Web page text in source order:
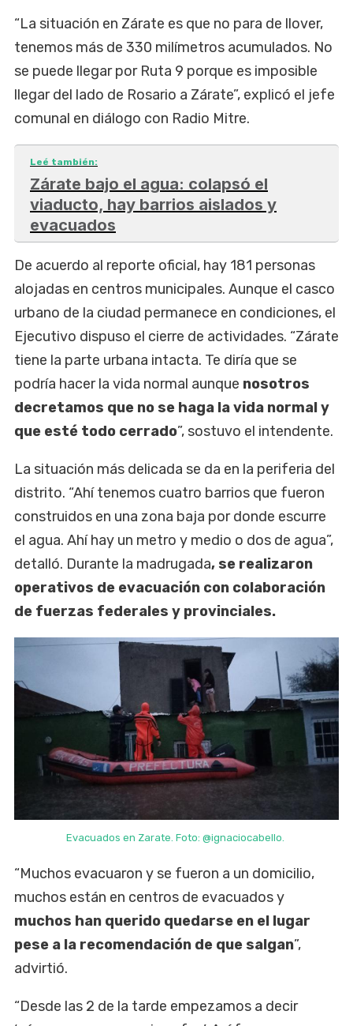
“La situación en Zárate es que no para de llover,
tenemos más de 330 milímetros acumulados. No
se puede llegar por Ruta 9 porque es imposible
llegar del lado de Rosario a Zárate”, explicó el jefe
comunal en diálogo con Radio Mitre.
Leé también:
Zárate bajo el agua: colapsó el
viaducto, hay barrios aislados y
evacuados
De acuerdo al reporte oficial, hay 181 personas
alojadas en centros municipales. Aunque el casco
urbano de la ciudad permanece en condiciones, el
Ejecutivo dispuso el cierre de actividades. “Zárate
tiene la parte urbana intacta. Te diría que se
podría hacer la vida normal aunque nosotros
decretamos que no se haga la vida normal y
que esté todo cerrado”, sostuvo el intendente.
La situación más delicada se da en la periferia del
distrito. “Ahí tenemos cuatro barrios que fueron
construidos en una zona baja por donde escurre
el agua. Ahí hay un metro y medio o dos de agua”,
detalló. Durante la madrugada, se realizaron
operativos de evacuación con colaboración
de fuerzas federales y provinciales.
Evacuados en Zarate. Foto: @ignaciocabello.
“Muchos evacuaron y se fueron a un domicilio,
muchos están en centros de evacuados y
muchos han querido quedarse en el lugar
pese a la recomendación de que salgan”,
advirtió.
“Desde las 2 de la tarde empezamos a decir